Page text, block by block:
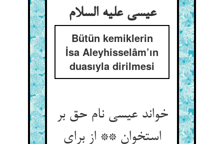
عیسی علیه السلام
Bütün kemiklerin
İsa Aleyhisselâm’ın
duasıyla dirilmesi
خواند عیسی نام حق بر
استخوان ** از برای